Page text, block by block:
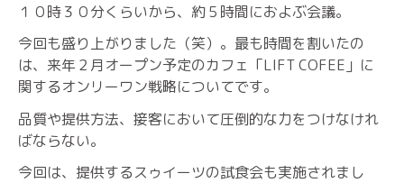
１０時３０分くらいから、約５時間におよぶ会議。
今回も盛り上がりました（笑）。最も時間を割いたの
は、来年２月オープン予定のカフェ「LIFT COFEE」に
関するオンリーワン戦略についてです。
品質や提供方法、接客において圧倒的な力をつけなけれ
ばならない。
今回は、提供するスゥイーツの試食会も実施されまし